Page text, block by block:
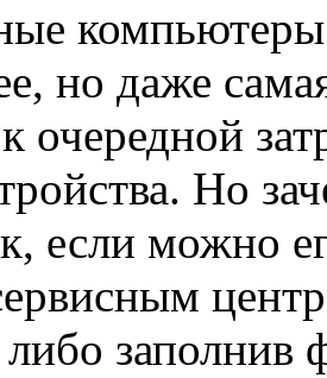
компьютеры
но даже
очередной
Но
если можно
заполнив